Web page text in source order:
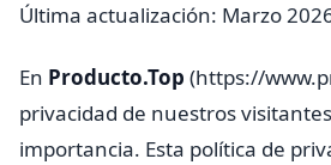
Última actualización: Marzo
En Producto.Top (https://
privacidad de nuestros
importancia. Esta política de